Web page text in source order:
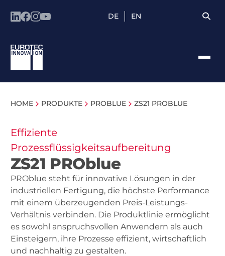
DE EN
HOME PRODUKTE PROBLUE ZS21 PROBLUE
Effiziente
Prozessflüssigkeitsaufbereitung
ZS21 PROblue
PROblue steht für innovative Lösungen in der
industriellen Fertigung, die höchste Performance
mit einem überzeugenden Preis-Leistungs-
Verhältnis verbinden. Die Produktlinie ermöglicht
es sowohl anspruchsvollen Anwendern als auch
Einsteigern, ihre Prozesse effizient, wirtschaftlich
und nachhaltig zu gestalten.